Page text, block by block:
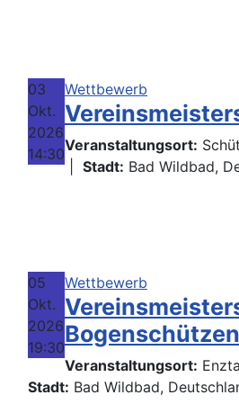
03
Okt.
2026
14:30
Wettbewerb
Veranstaltungsort:
Stadt: Bad Wildbad,
05
Okt.
2026
19:30
Wettbewerb
Bogenschützen
Veranstaltungsort:
Stadt: Bad Wildbad,